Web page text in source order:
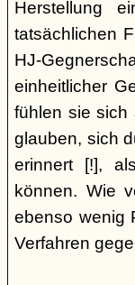
Herstellung
tatsächlichen
HJ-
einheitlicher
fühlen sie sich
glauben, sich
erinnert [!],
können. Wie
ebenso wenig
Verfahren